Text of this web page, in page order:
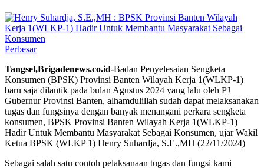
Perbesar
Tangsel,Brigadenews.co.id-Badan Penyelesaian Sengketa
Konsumen (BPSK) Provinsi Banten Wilayah Kerja 1(WLKP-1)
baru saja dilantik pada bulan Agustus 2024 yang lalu oleh PJ
Gubernur Provinsi Banten, alhamdulillah sudah dapat melaksanakan
tugas dan fungsinya dengan banyak menangani perkara sengketa
konsumen, BPSK Provinsi Banten Wilayah Kerja 1(WLKP-1)
Hadir Untuk Membantu Masyarakat Sebagai Konsumen, ujar Wakil
Ketua BPSK (WLKP 1) Henry Suhardja, S.E.,MH (22/11/2024)
Sebagai salah satu contoh pelaksanaan tugas dan fungsi kami